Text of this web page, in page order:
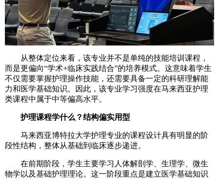
从整体定位来看，该专业并不是单纯的技能培训课程，
而是更偏向“学术+临床实践结合”的培养模式。这意味着学生
不仅需要掌握护理操作技能，还需要具备一定的科研理解能
力和医学基础知识。因此，该专业学习强度在马来西亚护理
类课程中属于中等偏高水平。
护理课程学什么？结构偏实用型
马来西亚博特拉大学护理专业的课程设计具有明显的阶
段性结构，整体从基础到临床逐步递进。
在前期阶段，学生主要学习人体解剖学、生理学、微生
物学以及基础护理理论。这一阶段重点是建立医学基础知识